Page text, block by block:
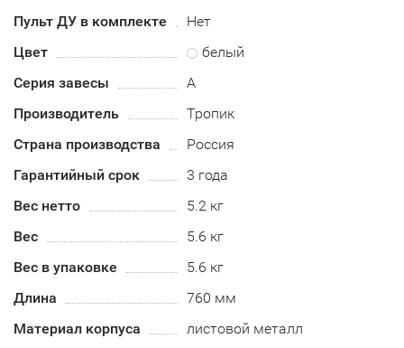
Пульт ДУ в комплекте
Нет
Цвет
белый
Серия завесы
А
Производитель
Тропик
Страна производства
Россия
Гарантийный срок
3 года
Вес нетто
5.2 кг
Вес
5.6 кг
Вес в упаковке
5.6 кг
Длина
760 мм
Материал корпуса
листовой металл